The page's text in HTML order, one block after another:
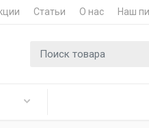
Статьи О нас Наш
Поиск для